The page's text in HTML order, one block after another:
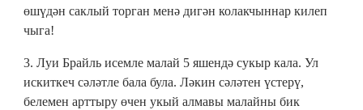
өшүдән саклый торган менә дигән колакчыннар килеп
чыга!
3. Луи Брайль исемле малай 5 яшендә сукыр кала. Ул
искиткеч сәләтле бала була. Ләкин сәләтен үстерү,
белемен арттыру өчен укый алмавы малайны бик